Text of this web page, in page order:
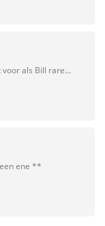
als Bill rare...
ene **